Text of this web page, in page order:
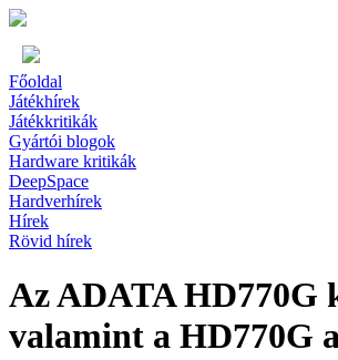
Főoldal
Játékhírek
Játékkritikák
Gyártói blogok
Hardware kritikák
DeepSpace
Hardverhírek
Hírek
Rövid hírek
Az ADATA HD770G
valamint a HD770G